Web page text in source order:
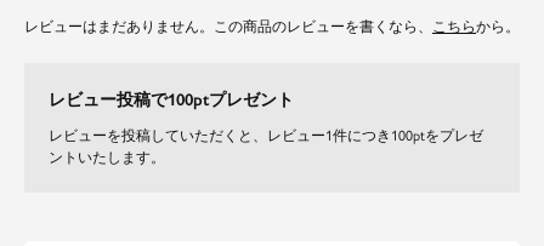
レビューはまだありません。この商品のレビューを書くなら、 こちらから。
レビュー投稿で100ptプレゼント
レビューを投稿していただくと、レビュー1件につき100ptをプレゼ
ントいたします。